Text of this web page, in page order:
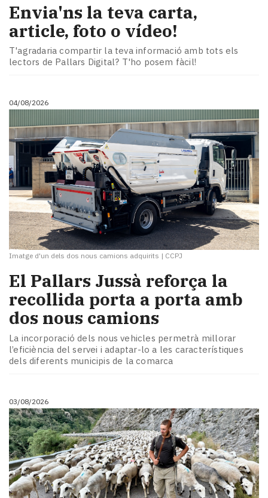
Envia'ns la teva carta,
article, foto o vídeo!
T'agradaria compartir la teva informació amb tots els
lectors de Pallars Digital? T'ho posem fàcil!
04/08/2026
Imatge d'un dels dos nous camions adquirits | CCPJ
El Pallars Jussà reforça la
recollida porta a porta amb
dos nous camions
La incorporació dels nous vehicles permetrà millorar
l’eficiència del servei i adaptar-lo a les característiques
dels diferents municipis de la comarca
03/08/2026